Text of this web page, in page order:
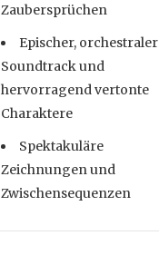
Zaubersprüchen
Epischer, orchestraler
Soundtrack und
hervorragend vertonte
Charaktere
Spektakuläre
Zeichnungen und
Zwischensequenzen